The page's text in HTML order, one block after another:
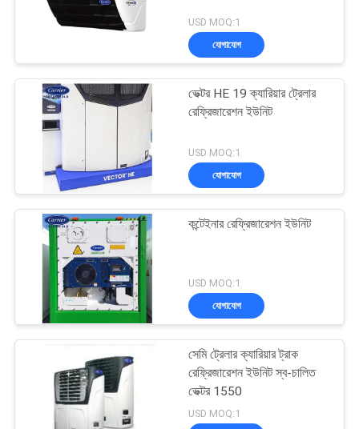
USD MOQ:1
যোগাযোগ
ভেক্টর HE 19 ক্যারিয়ার ট্রেলার
রেফ্রিজারেশন ইউনিট
USD MOQ:1
যোগাযোগ
কন্টেইনার রেফ্রিজারেশন ইউনিট
USD MOQ:1
যোগাযোগ
সেমি ট্রেলার ক্যারিয়ার ট্রাক
রেফ্রিজারেশন ইউনিট স্ব-চালিত
ভেক্টর 1550
USD MOQ:1